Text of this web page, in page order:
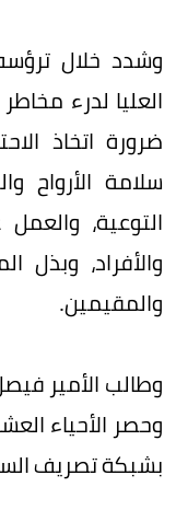
وشدد خلال
العليا لدرء
ضرورة اتخاذ
سلامة الأرواح
التوعية،
والأفراد، وبذل
والمقيمين.
وطالب الأمير
وحصر الأحياء
بشبكة تصريف